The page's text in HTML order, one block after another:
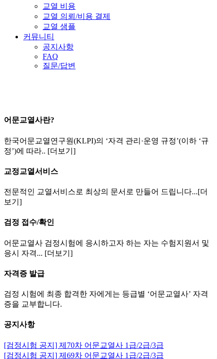
교열 비용
교열 의뢰/비용 결제
교열 샘플
커뮤니티
공지사항
FAQ
질문/답변
어문교열사란?
한국어문교열연구원(KLPI)의 ‘자격 관리·운영 규정’(이하 ‘규
정’)에 따라.. [더보기]
교정교열서비스
전문적인 교열서비스로 최상의 문서로 만들어 드립니다...[더
보기]
검정 접수/확인
어문교열사 검정시험에 응시하고자 하는 자는 수험지원서 및
응시 자격... [더보기]
자격증 발급
검정 시험에 최종 합격한 자에게는 등급별 ‘어문교열사’ 자격
증을 교부합니다.
공지사항
[검정시험 공지] 제70차 어문교열사 1급/2급/3급
[검정시험 공지] 제69차 어문교열사 1급/2급/3급